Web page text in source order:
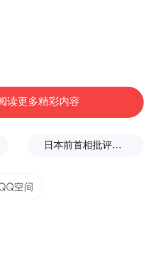
省物理组排名127名，
技术大学的咨询台，向
读更多精彩内容
日本前首相批评高市在处理中美关系上缺乏战略